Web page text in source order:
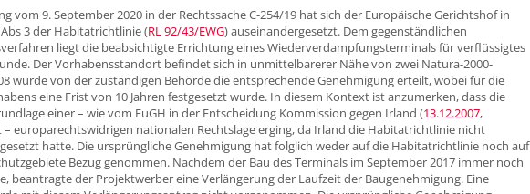
vom 9. September 2020 in der Rechtssache C-254/19 hat sich der Europäische Gerichtshof in
3 der Habitatrichtlinie (RL 92/43/EWG) auseinandergesetzt. Dem gegenständlichen
liegt die beabsichtigte Errichtung eines Wiederverdampfungsterminals für verflüssigtes
Der Vorhabensstandort befindet sich in unmittelbarerer Nähe von zwei Natura-2000-
wurde von der zuständigen Behörde die entsprechende Genehmigung erteilt, wobei für die
eine Frist von 10 Jahren festgesetzt wurde. In diesem Kontext ist anzumerken, dass die
einer – wie vom EuGH in der Entscheidung Kommission gegen Irland (13.12.2007,
– europarechtswidrigen nationalen Rechtslage erging, da Irland die Habitatrichtlinie nicht
hatte. Die ursprüngliche Genehmigung hat folglich weder auf die Habitatrichtlinie noch auf
Bezug genommen. Nachdem der Bau des Terminals im September 2017 immer noch
beantragte der Projektwerber eine Verlängerung der Laufzeit der Baugenehmigung. Eine